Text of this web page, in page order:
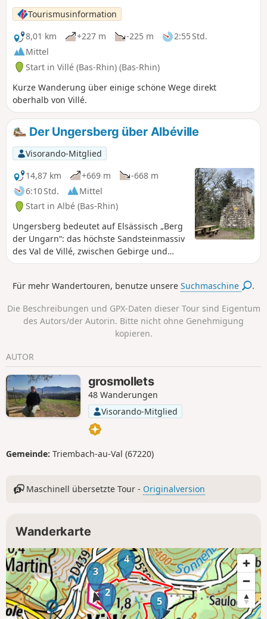
Tourismusinformation
8,01 km
+227 m -225 m
2:55 Std.
Mittel
Start in Villé (Bas-Rhin) (Bas-Rhin)
Kurze Wanderung über einige schöne Wege direkt
oberhalb von Villé.
Der Ungersberg über Albéville
Visorando-Mitglied
14,87 km
+669 m
-668 m
6:10 Std.
Mittel
Start in Albé (Bas-Rhin)
Ungersberg bedeutet auf Elsässisch „Berg
der Ungarn“: das höchste Sandsteinmassiv
des Val de Villé, zwischen Gebirge und
elsässischer Ebene. Der Aufstieg und der
Wege sind recht steil; Wanderstöcke und
Hilfe. Der Club Vosgien hat auf dem Gipfel
den Tour Héring errichtet, der einen
weiten Blick über die elsässische Ebene
und die benachbarten Gipfel bietet.
Für mehr Wandertouren, benutze unsereSuchmaschine .
Die Beschreibungen und GPX-Daten dieser Tour sind Eigentum
des Autors/der Autorin. Bitte nicht ohne Genehmigung
kopieren.
AUTOR
grosmollets
48 Wanderungen
Visorando-Mitglied
Gemeinde: Triembach-au-Val (67220)
Maschinell übersetzte Tour - Originalversion
Wanderkarte
2
3
4
5